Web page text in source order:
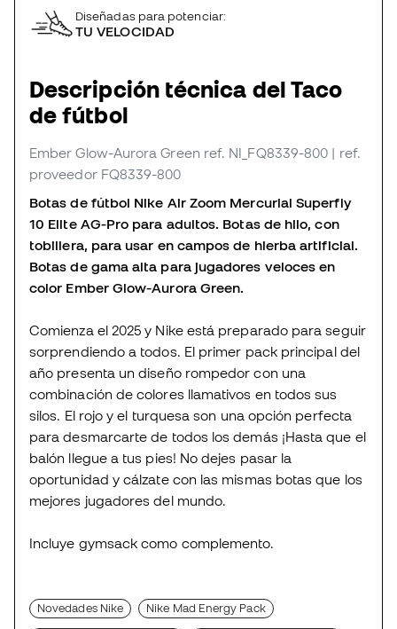
Diseñadas para potenciar:
TU VELOCIDAD
Descripción técnica del Taco
de fútbol
Ember Glow-Aurora Green ref. NI_FQ8339-800 | ref.
proveedor FQ8339-800
Botas de fútbol Nike Air Zoom Mercurial Superfly
10 Elite AG-Pro para adultos. Botas de hilo, con
tobillera, para usar en campos de hierba artificial.
Botas de gama alta para jugadores veloces en
color Ember Glow-Aurora Green.
Comienza el 2025 y Nike está preparado para seguir
sorprendiendo a todos. El primer pack principal del
año presenta un diseño rompedor con una
combinación de colores llamativos en todos sus
silos. El rojo y el turquesa son una opción perfecta
para desmarcarte de todos los demás ¡Hasta que el
balón llegue a tus pies! No dejes pasar la
oportunidad y cálzate con las mismas botas que los
mejores jugadores del mundo.
Incluye gymsack como complemento.
Novedades Nike Nike Mad Energy Pack